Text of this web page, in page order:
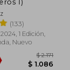
$
(133)
1 Edición,
Nuevo